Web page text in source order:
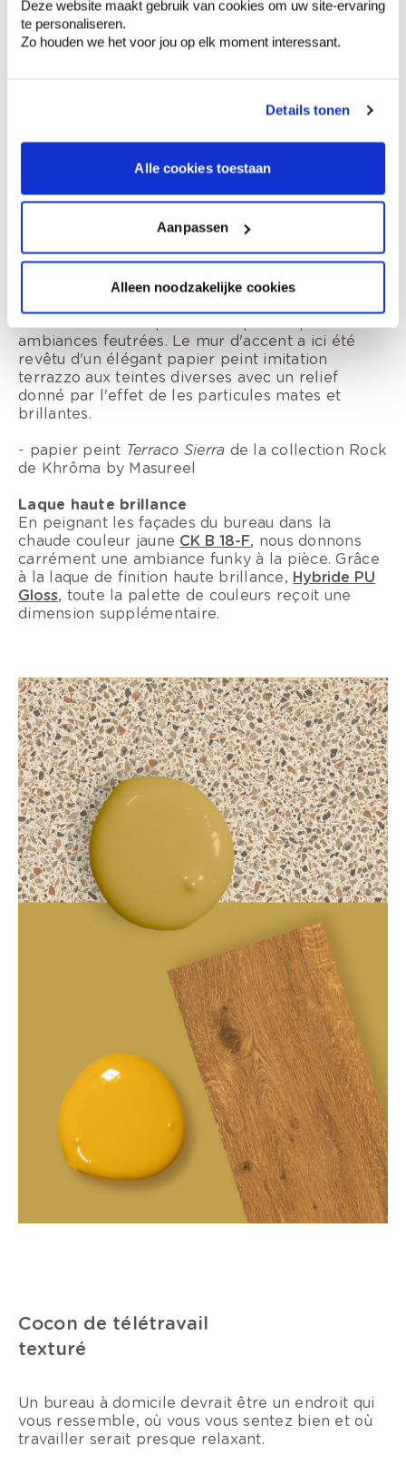
Deze website maakt gebruik van cookies om uw site-ervaring
te personaliseren.
Zo houden we het voor jou op elk moment interessant.
Details tonen
Alle cookies toestaan
Aanpassen
Alleen noodzakelijke cookies
Parquet vinyle en aspect bois imperméable
Leparquet vinyleaspect bois apporte de la
une tasse de café ou un verre d'eau renversé(e).
Stores en bois pour la décoration des fenêtres
Les stores en bois assurent de la tranquillité, de
la chaleur et une touche d'élégance. De plus,
lumière selon votre préférence.
Du papier peint pour tous les goûts
ambiances feutrées. Le mur d'accent a ici été
revêtu d'un élégant papier peint imitation
terrazzo aux teintes diverses avec un relief
donné par l'effet de les particules mates et
brillantes.
- papier peint Terraco Sierra de la collection Rock
de Khrôma by Masureel
Laque haute brillance
En peignant les façades du bureau dans la
chaude couleur jaune CK B 18-F, nous donnons
carrément une ambiance funky à la pièce. Grâce
à la laque de finition haute brillance, Hybride PU
Gloss, toute la palette de couleurs reçoit une
dimension supplémentaire.
Cocon de télétravail
texturé
Un bureau à domicile devrait être un endroit qui
vous ressemble, où vous vous sentez bien et où
travailler serait presque relaxant.